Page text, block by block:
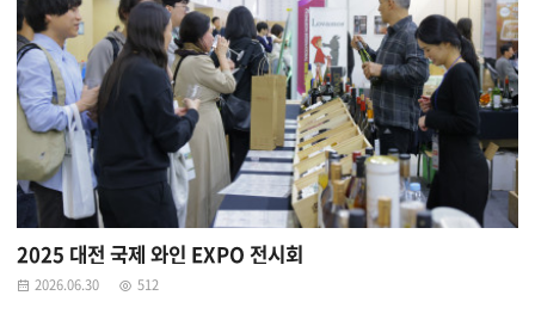
2025 대전 국제 와인 EXPO 전시회
2026.06.30 512